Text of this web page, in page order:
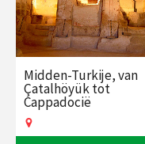
Midden-Turkije, van
Çatalhöyük tot
Cappadocië